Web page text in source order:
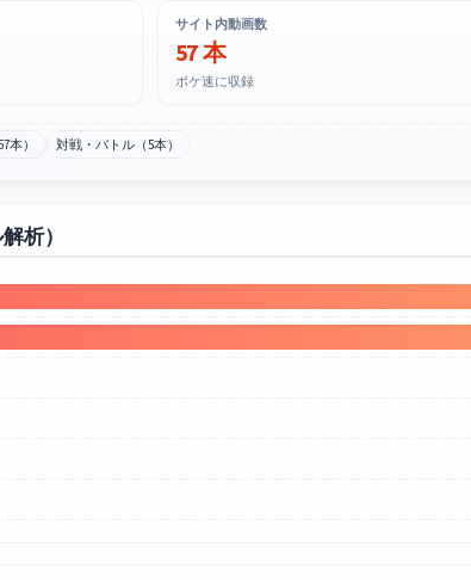
サイト内動画数
57 本
ポケ速に収録
本） 対戦・バトル（5本）
析）